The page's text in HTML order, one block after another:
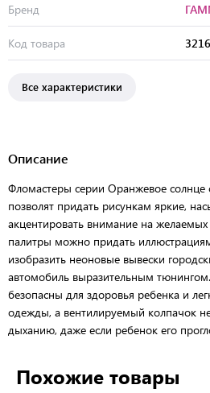
Бренд
Код товара
Все характеристики
Описание
Фломастеры серии Оранжевое солнце
позволят придать рисункам яркие,
акцентировать внимание на
палитры можно придать
изобразить неоновые вывески
автомобиль выразительным
безопасны для здоровья ребенка и
одежды, а вентилируемый колпачок не
дыханию, даже если ребенок его
Похожие товары